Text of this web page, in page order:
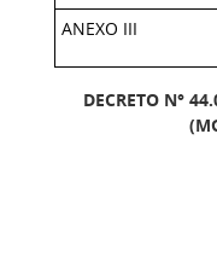
ANEXO III
DECRETO N°